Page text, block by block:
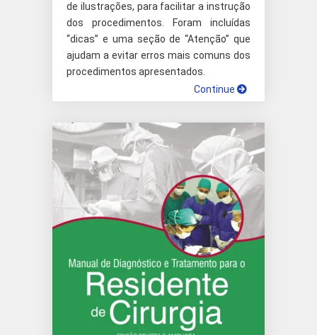
de ilustrações, para facilitar a instrução
dos procedimentos. Foram incluídas
“dicas” e uma seção de “Atenção” que
ajudam a evitar erros mais comuns dos
procedimentos apresentados.
Continue